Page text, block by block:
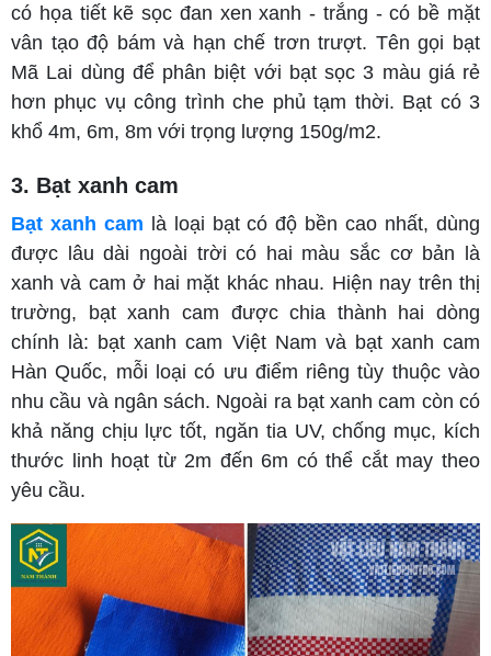
có họa tiết kẽ sọc đan xen xanh - trắng - có bề mặt
vân tạo độ bám và hạn chế trơn trượt. Tên gọi bạt
Mã Lai dùng để phân biệt với bạt sọc 3 màu giá rẻ
hơn phục vụ công trình che phủ tạm thời. Bạt có 3
khổ 4m, 6m, 8m với trọng lượng 150g/m2.
3. Bạt xanh cam
Bạt xanh cam là loại bạt có độ bền cao nhất, dùng
được lâu dài ngoài trời có hai màu sắc cơ bản là
xanh và cam ở hai mặt khác nhau. Hiện nay trên thị
trường, bạt xanh cam được chia thành hai dòng
chính là: bạt xanh cam Việt Nam và bạt xanh cam
Hàn Quốc, mỗi loại có ưu điểm riêng tùy thuộc vào
nhu cầu và ngân sách. Ngoài ra bạt xanh cam còn có
khả năng chịu lực tốt, ngăn tia UV, chống mục, kích
thước linh hoạt từ 2m đến 6m có thể cắt may theo
yêu cầu.